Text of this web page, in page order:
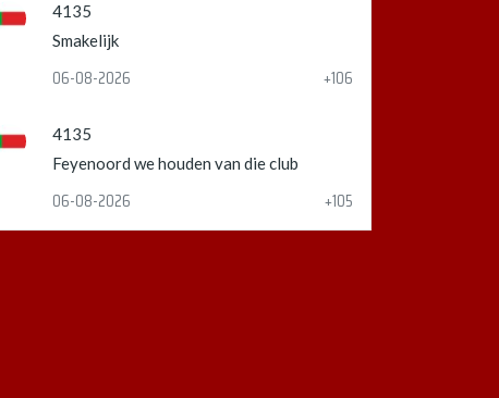
4135
Smakelijk
06-08-2026 +106
4135
Feyenoord we houden van die club
06-08-2026 +105